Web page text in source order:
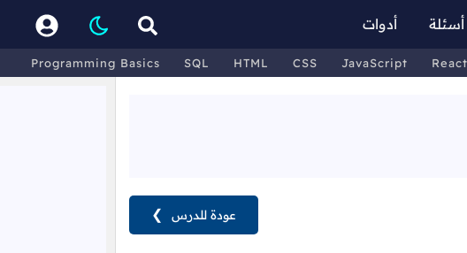
أسئلة أدوات
Programming Basics SQL HTML CSS JavaScript React
عودة للدرس ❯